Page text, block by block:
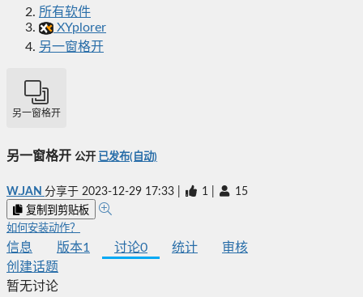
所有软件
XYplorer
另一窗格开
另一窗格开
另一窗格开 公开 已发布(自动)
W.JAN 分享于 2023-12-29 17:33 1 15
复制到剪贴板
如何安装动作？
信息 版本1 讨论0 统计
审核
创建话题
暂无讨论